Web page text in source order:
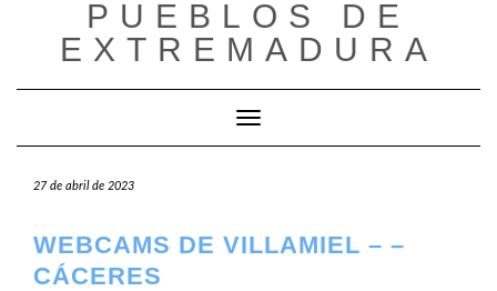
contenido
PUEBLOS DE
EXTREMADURA
Cambiar modo de navegación
27 de abril de 2023
WEBCAMS DE VILLAMIEL – –
CÁCERES